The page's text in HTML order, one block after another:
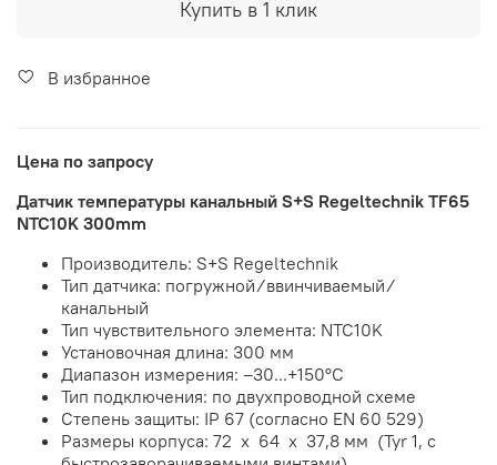
Купить в 1 клик
В избранное
Цена по запросу
Датчик температуры канальный S+S Regeltechnik TF65
NTC10K 300mm
Производитель: S+S Regeltechnik
Тип датчика: погружной ⁄ ввинчиваемый ⁄
канальный
Тип чувствительного элемента: NTC10K
Установочная длина: 300 мм
Диапазон измерения: –30...+150°С
Тип подключения: по двухпроводной схеме
Степень защиты: IP 67 (согласно EN 60 529)
Размеры корпуса: 72 x 64 x 37,8 мм (Tyr 1, с